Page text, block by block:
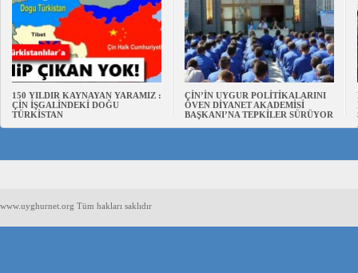
150 YILDIR KAYNAYAN YARAMIZ :
ÇİN İŞGALİNDEKİ DOĞU
TÜRKİSTAN
ÇİN’İN UYGUR POLİTİKALARINI
ÖVEN DİYANET AKADEMİSİ
BAŞKANI’NA TEPKİLER SÜRÜYOR
www.uyghurnet.org Tüm hakları saklıdır